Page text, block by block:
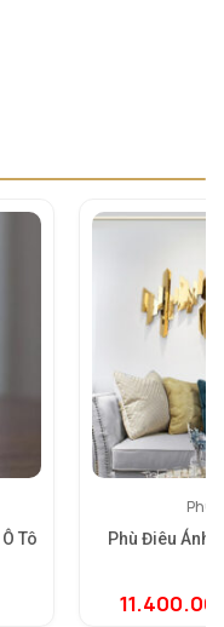
Tô
Phù
Phù Điêu Ánh